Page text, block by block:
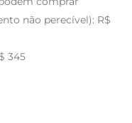
não perecível): R$
345